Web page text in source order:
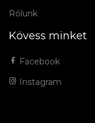
Rólunk
Kövess minket
Facebook
Instagram